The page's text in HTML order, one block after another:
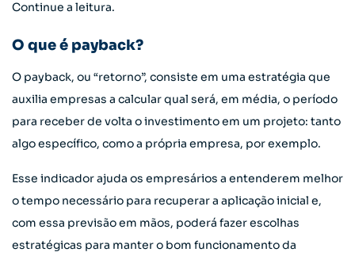
Continue a leitura.
O que é payback?
O payback, ou “retorno”, consiste em uma estratégia que
auxilia empresas a calcular qual será, em média, o período
para receber de volta o investimento em um projeto: tanto
algo específico, como a própria empresa, por exemplo.
Esse indicador ajuda os empresários a entenderem melhor
o tempo necessário para recuperar a aplicação inicial e,
com essa previsão em mãos, poderá fazer escolhas
estratégicas para manter o bom funcionamento da